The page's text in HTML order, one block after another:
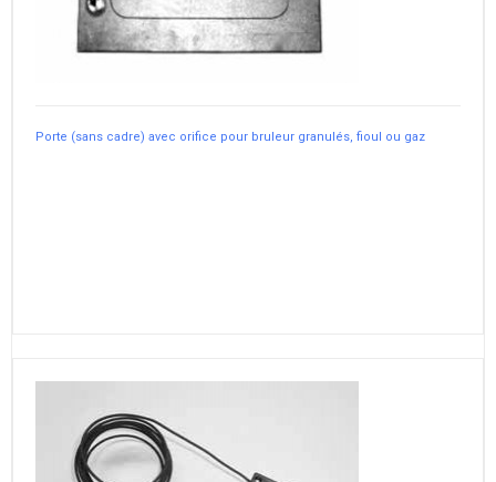
Porte (sans cadre) avec orifice pour bruleur granulés, fioul ou gaz